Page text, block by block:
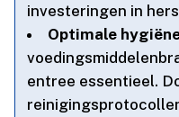
investeringen in
Optimale
entree essentieel.​